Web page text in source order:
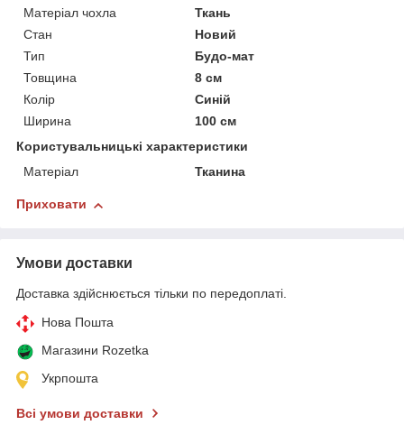
Матеріал чохла
Ткань
Стан
Новий
Тип
Будо-мат
Товщина
8 см
Колір
Синій
Ширина
100 см
Користувальницькі характеристики
Матеріал
Тканина
Приховати
Умови доставки
Доставка здійснюється тільки по передоплаті.
Нова Пошта
Магазини Rozetka
Укрпошта
Всі умови доставки